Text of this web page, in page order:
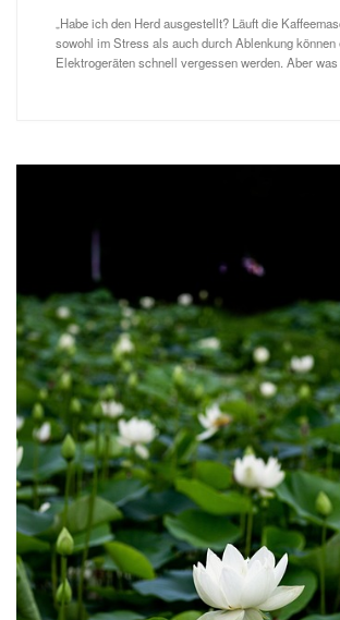
„Habe ich den Herd ausgestellt? Läuft die
sowohl im Stress als auch durch Ablenkung können
Elektrogeräten schnell vergessen werden. Aber